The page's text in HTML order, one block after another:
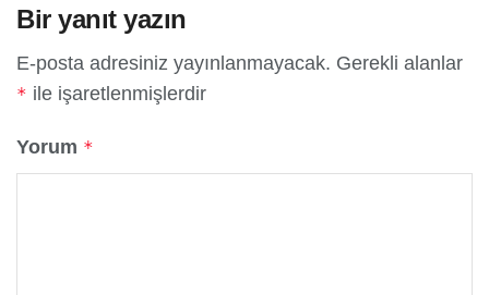
Bir yanıt yazın
E-posta adresiniz yayınlanmayacak. Gerekli alanlar
* ile işaretlenmişlerdir
Yorum *